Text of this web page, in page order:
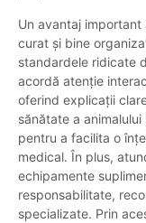
Un avantaj important
curat și bine
standardele ridicate
acordă atenție
oferind explicații
sănătate a
pentru a facilita o
medical. În plus,
echipamente
responsabilitate,
specializate. Prin